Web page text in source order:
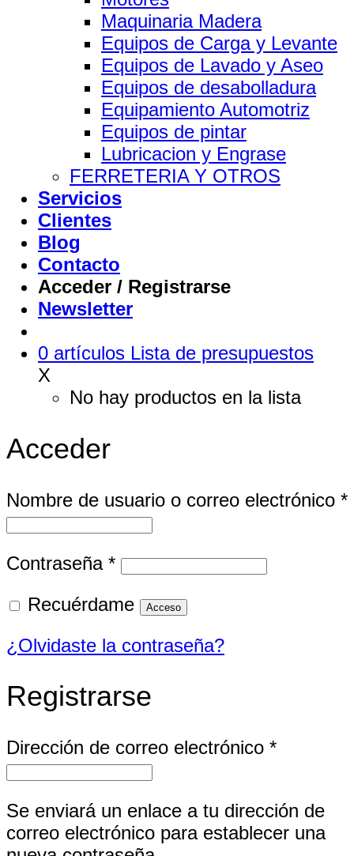
Maquinaria Madera
Equipos de Carga y Levante
Equipos de Lavado y Aseo
Equipos de desabolladura
Equipamiento Automotriz
Equipos de pintar
Lubricacion y Engrase
FERRETERIA Y OTROS
Servicios
Clientes
Blog
Contacto
Acceder / Registrarse
Newsletter
0 artículos Lista de presupuestos
X
No hay productos en la lista
Acceder
Nombre de usuario o correo electrónico *
Contraseña *Obligatorio
Recuérdame
Acceso
¿Olvidaste la contraseña?
Registrarse
Dirección de correo electrónico *
Se enviará un enlace a tu dirección de
correo electrónico para establecer una